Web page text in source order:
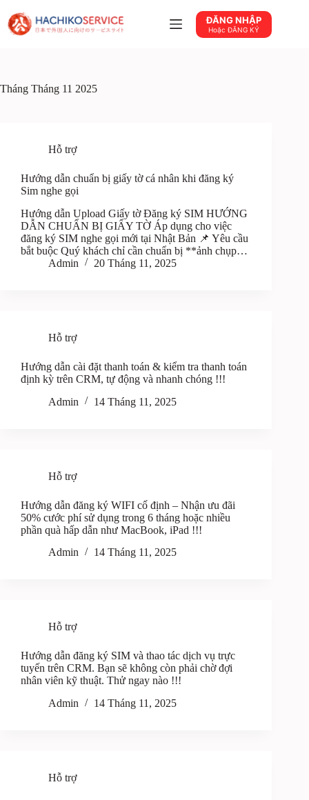
đến
phần
ĐĂNG NHẬP
Hoặc ĐĂNG KÝ
Tháng Tháng 11 2025
Hỗ trợ
Hướng dẫn chuẩn bị giấy tờ cá nhân khi đăng ký
Sim nghe gọi
Hướng dẫn Upload Giấy tờ Đăng ký SIM HƯỚNG
DẪN CHUẨN BỊ GIẤY TỜ Áp dụng cho việc
đăng ký SIM nghe gọi mới tại Nhật Bản 📌 Yêu cầu
bắt buộc Quý khách chỉ cần chuẩn bị **ảnh chụp…
Admin
20 Tháng 11, 2025
Hỗ trợ
Hướng dẫn cài đặt thanh toán & kiểm tra thanh toán
định kỳ trên CRM, tự động và nhanh chóng !!!
Admin
14 Tháng 11, 2025
Hỗ trợ
Hướng dẫn đăng ký WIFI cố định – Nhận ưu đãi
50% cước phí sử dụng trong 6 tháng hoặc nhiều
phần quà hấp dẫn như MacBook, iPad !!!
Admin
14 Tháng 11, 2025
Hỗ trợ
Hướng dẫn đăng ký SIM và thao tác dịch vụ trực
tuyến trên CRM. Bạn sẽ không còn phải chờ đợi
nhân viên kỹ thuật. Thử ngay nào !!!
Admin
14 Tháng 11, 2025
Hỗ trợ